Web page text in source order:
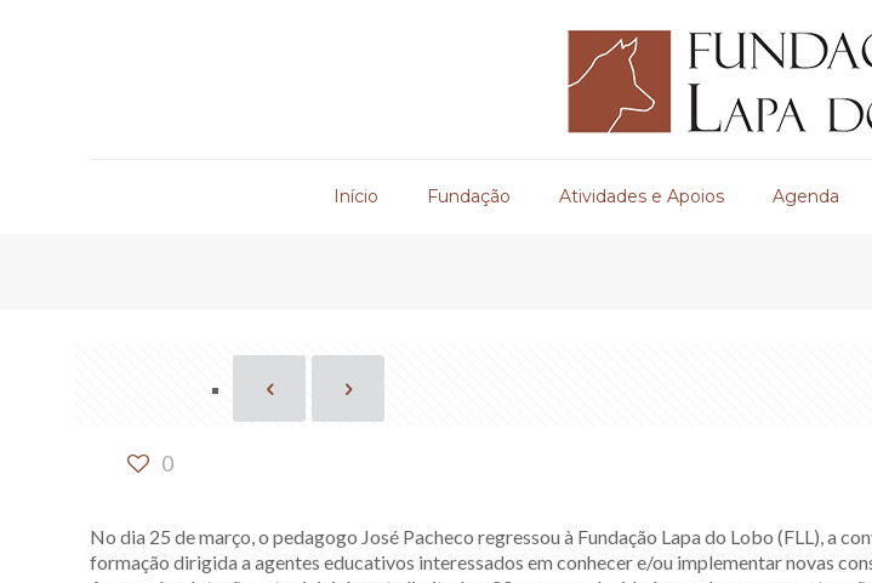
Início Fundação Atividades e Apoios Agenda
0
No dia 25 de março, o pedagogo José Pacheco regressou à Fundação Lapa do Lobo (FLL), a
formação dirigida a agentes educativos interessados em conhecer e/ou implementar novas